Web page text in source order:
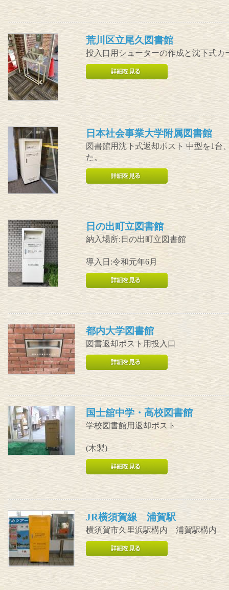
荒川区立尾久図書館
投入口用シューターの作成と沈下式カ
日本社会事業大学附属図書館
図書館用沈下式返却ポスト 中型を1台
た。
日の出町立図書館
納入場所:日の出町立図書館
導入日:令和元年6月
都内大学図書館
図書返却ポスト用投入口
国士舘中学・高校図書館
学校図書館用返却ポスト
(木製)
JR横須賀線 浦賀駅
横須賀市久里浜駅構内 浦賀駅構内